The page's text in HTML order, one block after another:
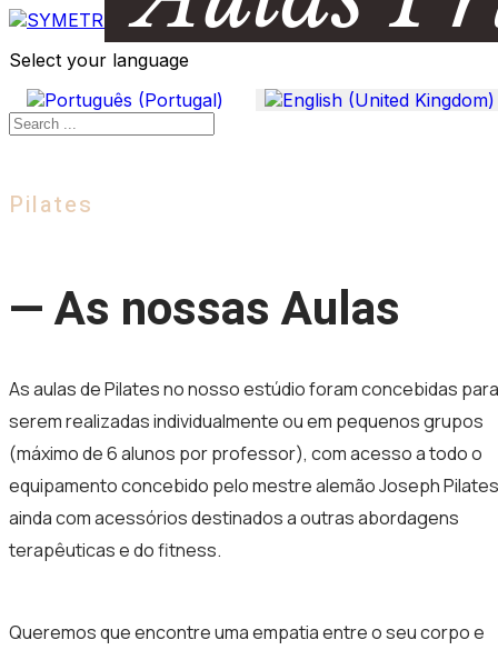
Select your language
Pilates
— As nossas Aulas
As aulas de Pilates no nosso estúdio foram concebidas para
serem realizadas individualmente ou em pequenos grupos
(máximo de 6 alunos por professor), com acesso a todo o
equipamento concebido pelo mestre alemão Joseph
ainda com acessórios destinados a outras abordagens
terapêuticas e do fitness.
Queremos que encontre uma empatia entre o seu corpo e